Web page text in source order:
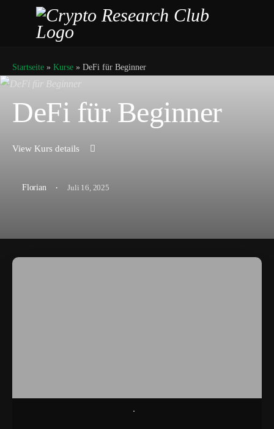
Startseite » Kurse » DeFi für Beginner
DeFi für Beginner
View Kurs details
Florian · Juli 16, 2025